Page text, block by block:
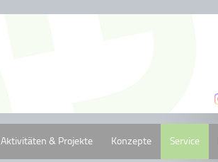
Aktivitäten & Projekte Konzepte Service